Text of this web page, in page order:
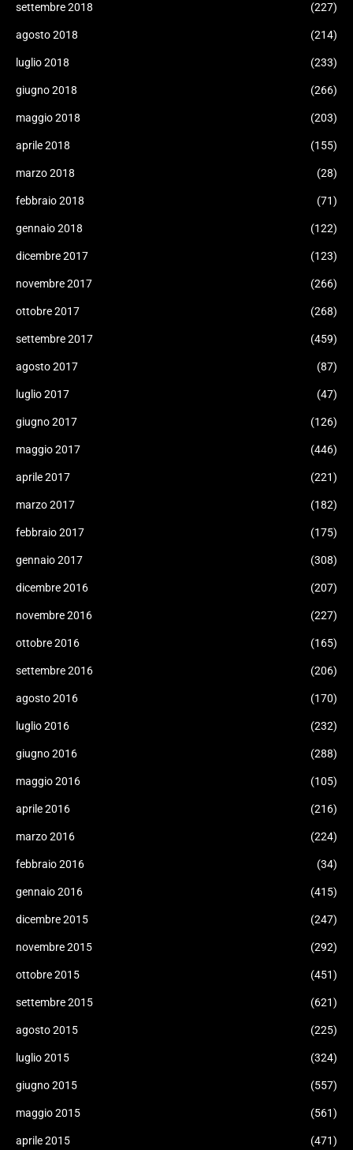
settembre 2018 (227)
agosto 2018 (214)
luglio 2018 (233)
giugno 2018 (266)
maggio 2018 (203)
aprile 2018 (155)
marzo 2018 (28)
febbraio 2018 (71)
gennaio 2018 (122)
dicembre 2017 (123)
novembre 2017 (266)
ottobre 2017 (268)
settembre 2017 (459)
agosto 2017 (87)
luglio 2017 (47)
giugno 2017 (126)
maggio 2017 (446)
aprile 2017 (221)
marzo 2017 (182)
febbraio 2017 (175)
gennaio 2017 (308)
dicembre 2016 (207)
novembre 2016 (227)
ottobre 2016 (165)
settembre 2016 (206)
agosto 2016 (170)
luglio 2016 (232)
giugno 2016 (288)
maggio 2016 (105)
aprile 2016 (216)
marzo 2016 (224)
febbraio 2016 (34)
gennaio 2016 (415)
dicembre 2015 (247)
novembre 2015 (292)
ottobre 2015 (451)
settembre 2015 (621)
agosto 2015 (225)
luglio 2015 (324)
giugno 2015 (557)
maggio 2015 (561)
aprile 2015 (471)